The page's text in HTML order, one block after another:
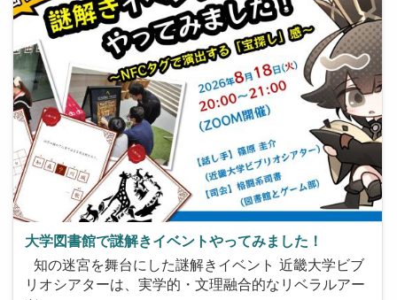
大学図書館で謎解きイベントやってみました！
知の迷宮を舞台にした謎解きイベント 近畿大学ビブ
リオシアターは、実学的・文理融合的なリベラルアー